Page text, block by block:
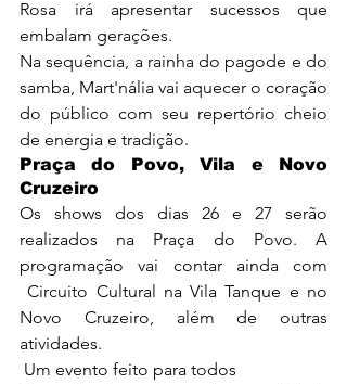
Rosa irá apresentar sucessos que
embalam gerações.
Na sequência, a rainha do pagode e do
samba, Mart'nália vai aquecer o coração
do público com seu repertório cheio
de energia e tradição.
Praça do Povo, Vila e Novo
Cruzeiro
Os shows dos dias 26 e 27 serão
realizados na Praça do Povo. A
programação vai contar ainda com
Circuito Cultural na Vila Tanque e no
Novo Cruzeiro, além de outras
atividades.
Um evento feito para todos